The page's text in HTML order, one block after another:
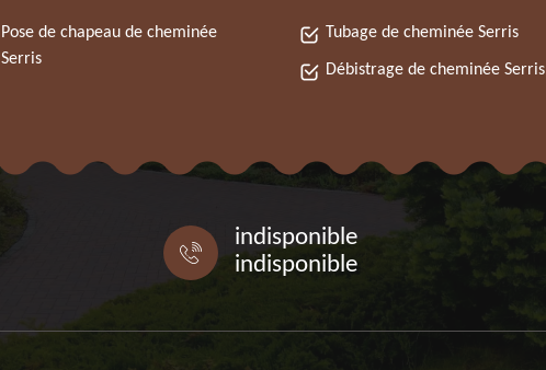
Pose de chapeau de cheminée
Serris
Tubage de cheminée Serris
Débistrage de cheminée Serris
indisponible
indisponible